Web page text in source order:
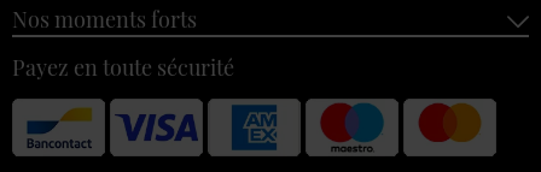
Nos moments forts
Payez en toute sécurité